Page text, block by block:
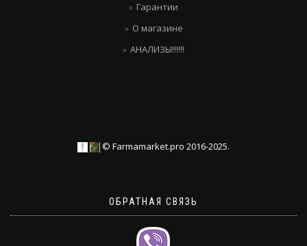
Гарантии
О магазине
АНАЛИЗЫ!!!!!!
© Farmamarket.pro 2016-2025.
ОБРАТНАЯ СВЯЗЬ